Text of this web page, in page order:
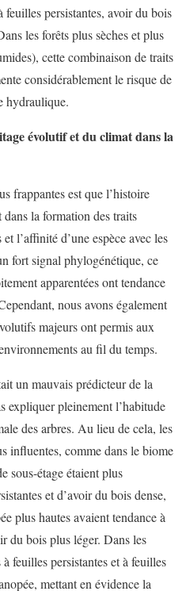
feuilles persistantes, avoir du bois
les forêts plus sèches et plus
cette combinaison de traits
considérablement le risque de
hydraulique.
évolutif et du climat dans la
frappantes est que l’histoire
la formation des traits
l’affinité d’une espèce avec les
fort signal phylogénétique, ce
apparentées ont tendance
nous avons également
majeurs ont permis aux
au fil du temps.
un mauvais prédicteur de la
expliquer pleinement l’habitude
des arbres. Au lieu de cela, les
influentes, comme dans le biome
sous-étage étaient plus
et d’avoir du bois dense,
plus hautes avaient tendance à
du bois plus léger. Dans les
feuilles persistantes et à feuilles
mettant en évidence la